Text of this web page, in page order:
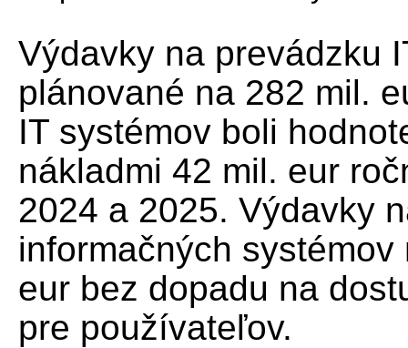
Výdavky na prevádzku
plánované na 282 mil.
IT systémov boli
nákladmi 42 mil. eur
2024 a 2025. Výdavky
informačných
eur bez dopadu na
pre používateľov.